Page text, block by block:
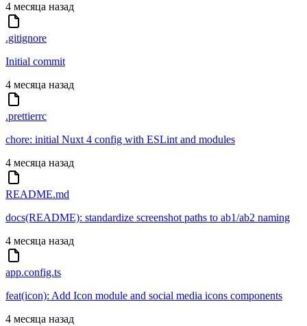
4 месяца назад
.gitignore
Initial commit
4 месяца назад
.prettierrc
chore: initial Nuxt 4 config with ESLint and modules
4 месяца назад
README.md
docs(README): standardize screenshot paths to ab1/ab2 naming
4 месяца назад
app.config.ts
feat(icon): Add Icon module and social media icons components
4 месяца назад